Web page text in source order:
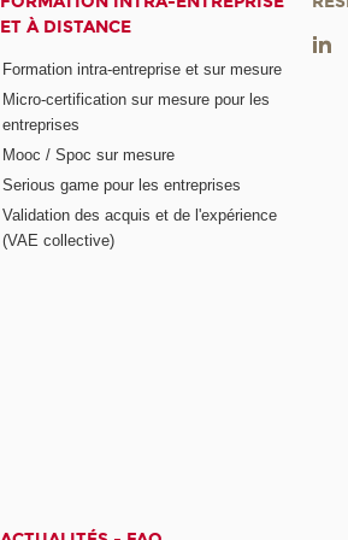
ET À DISTANCE
Formation intra-entreprise et sur mesure
Micro-certification sur mesure pour les
entreprises
Mooc / Spoc sur mesure
Serious game pour les entreprises
Validation des acquis et de l'expérience
(VAE collective)